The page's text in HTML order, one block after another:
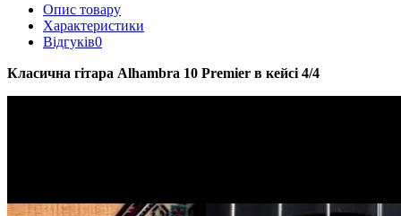
Опис товару
Характеристики
Відгуків0
Класична гітара Alhambra 10 Premier в кейсі 4/4